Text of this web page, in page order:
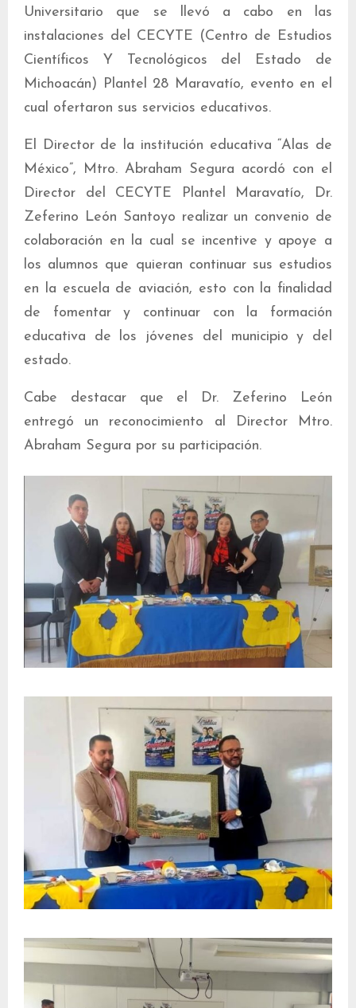
Universitario que se llevó a cabo en las
instalaciones del CECYTE (Centro de Estudios
Científicos Y Tecnológicos del Estado de
Michoacán) Plantel 28 Maravatío, evento en el
cual ofertaron sus servicios educativos.
El Director de la institución educativa “Alas de
México”, Mtro. Abraham Segura acordó con el
Director del CECYTE Plantel Maravatío, Dr.
Zeferino León Santoyo realizar un convenio de
colaboración en la cual se incentive y apoye a
los alumnos que quieran continuar sus estudios
en la escuela de aviación, esto con la finalidad
de fomentar y continuar con la formación
educativa de los jóvenes del municipio y del
estado.
Cabe destacar que el Dr. Zeferino León
entregó un reconocimiento al Director Mtro.
Abraham Segura por su participación.